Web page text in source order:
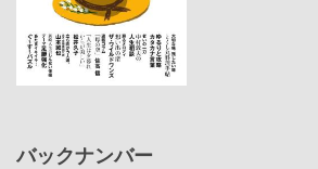
バックナンバー